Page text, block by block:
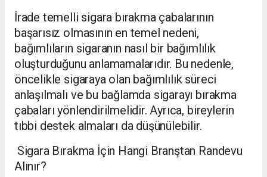
İrade temelli sigara bırakma çabalarının
başarısız olmasının en temel nedeni,
bağımlıların sigaranın nasıl bir bağımlılık
oluşturduğunu anlamamalarıdır. Bu nedenle,
öncelikle sigaraya olan bağımlılık süreci
anlaşılmalı ve bu bağlamda sigarayı bırakma
çabaları yönlendirilmelidir. Ayrıca, bireylerin
tıbbi destek almaları da düşünülebilir.
Sigara Bırakma İçin Hangi Branştan Randevu
Alınır?